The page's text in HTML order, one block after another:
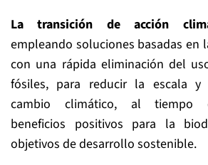
La transición de acción
empleando soluciones basadas en
con una rápida eliminación del
fósiles, para reducir la escala
cambio climático, al tiempo
beneficios positivos para la
objetivos de desarrollo sostenible.